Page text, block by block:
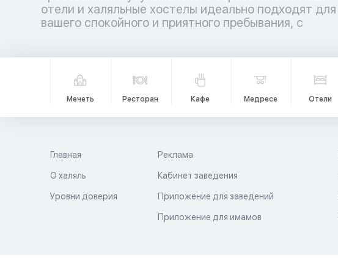
отели и халяльные хостелы идеально подходят для
вашего спокойного и приятного пребывания, с
Мечеть Ресторан Кафе Медресе Отели
Главная
О халяль
Уровни доверия
Реклама
Кабинет заведения
Приложение для заведений
Приложение для имамов